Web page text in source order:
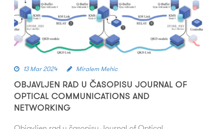
13 Mar 2024 Miralem Mehic
OBJAVLJEN RAD U ČASOPISU JOURNAL OF
OPTICAL COMMUNICATIONS AND
NETWORKING